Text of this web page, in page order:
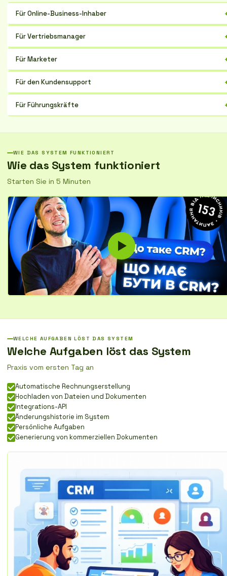
Für Online-Business-Inhaber
automatisieren Sie Routineaufgaben.
Für Vertriebsmanager
die Kommunikation mit Käufern.
Für Marketer
erhöhen Sie die Loyalität zu Ihrer Marke.
Für den Kundensupport
verbessern Sie die Servicequalität.
Für Führungskräfte
Sie die Teamleistung und treffen Sie fundierte Entscheidungen.
WIE DAS SYSTEM FUNKTIONIERT
Wie das System funktioniert
Starten Sie in 5 Minuten
WELCHE AUFGABEN LÖST DAS SYSTEM
Welche Aufgaben löst das System
Praxis vom ersten Tag an
Automatische Rechnungserstellung
Hochladen von Dateien und Dokumenten
Integrations-API
Änderungshistorie im System
Persönliche Aufgaben
Generierung von kommerziellen Dokumenten